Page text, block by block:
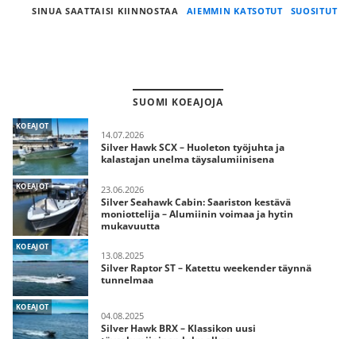
SINUA SAATTAISI KIINNOSTAA AIEMMIN KATSOTUT SUOSITUT
SUOMI KOEAJOJA
KOEAJOT
14.07.2026
Silver Hawk SCX – Huoleton työjuhta ja
kalastajan unelma täysalumiinisena
KOEAJOT 23.06.2026
Silver Seahawk Cabin: Saariston kestävä
moniottelija – Alumiinin voimaa ja hytin
mukavuutta
KOEAJOT
13.08.2025
Silver Raptor ST – Katettu weekender täynnä
tunnelmaa
KOEAJOT
04.08.2025
Silver Hawk BRX – Klassikon uusi